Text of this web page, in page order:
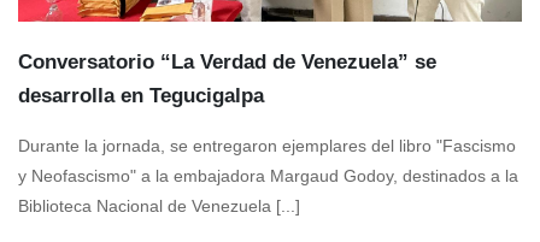
Conversatorio “La Verdad de Venezuela” se
desarrolla en Tegucigalpa
Durante la jornada, se entregaron ejemplares del libro "Fascismo
y Neofascismo" a la embajadora Margaud Godoy, destinados a la
Biblioteca Nacional de Venezuela [...]